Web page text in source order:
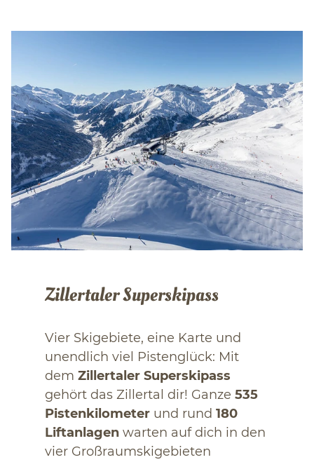
Zillertaler Superskipass
Vier Skigebiete, eine Karte und
unendlich viel Pistenglück: Mit
dem Zillertaler Superskipass
gehört das Zillertal dir! Ganze 535
Pistenkilometer und rund 180
Liftanlagen warten auf dich in den
vier Großraumskigebieten